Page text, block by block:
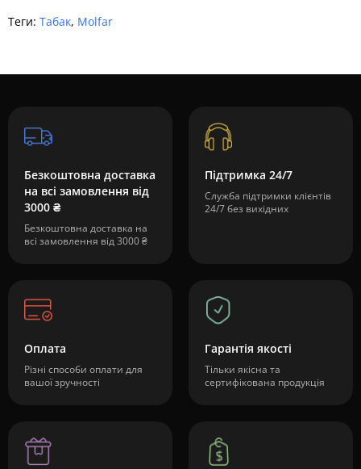
Теги: Табак, Molfar
Безкоштовна доставка
на всі замовлення від
3000 ₴
Безкоштовна доставка на
всі замовлення від 3000 ₴
Підтримка 24/7
Служба підтримки клієнтів
24/7 без вихідних
Оплата
Різні способи оплати для
вашої зручності
Гарантія якості
Тільки якісна та
сертифікована продукція